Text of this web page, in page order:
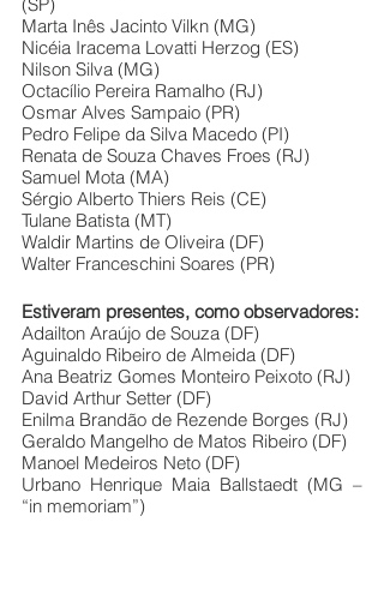
Marta Inês Jacinto Vilkn (MG)
Nicéia Iracema Lovatti Herzog (ES)
Nilson Silva (MG)
Octacílio Pereira Ramalho (RJ)
Osmar Alves Sampaio (PR)
Pedro Felipe da Silva Macedo (PI)
Renata de Souza Chaves Froes (RJ)
Samuel Mota (MA)
Sérgio Alberto Thiers Reis (CE)
Tulane Batista (MT)
Waldir Martins de Oliveira (DF)
Walter Franceschini Soares (PR)
Adailton Araújo de Souza (DF)
Aguinaldo Ribeiro de Almeida (DF)
Ana Beatriz Gomes Monteiro Peixoto (RJ)
David Arthur Setter (DF)
Enilma Brandão de Rezende Borges (RJ)
Geraldo Mangelho de Matos Ribeiro (DF)
Manoel Medeiros Neto (DF)
Urbano Henrique Maia Ballstaedt (MG –
“in memoriam”)